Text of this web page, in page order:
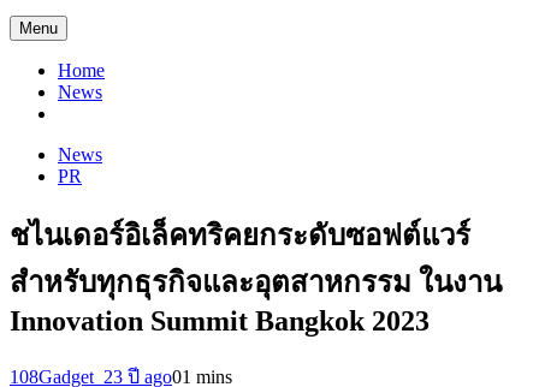
Menu
Home
News
News
PR
ชไนเดอร์อิเล็คทริคยกระดับซอฟต์แวร์
สำหรับทุกธุรกิจและอุตสาหกรรม ในงาน
Innovation Summit Bangkok 2023
108Gadget_23 ปี ago01 mins